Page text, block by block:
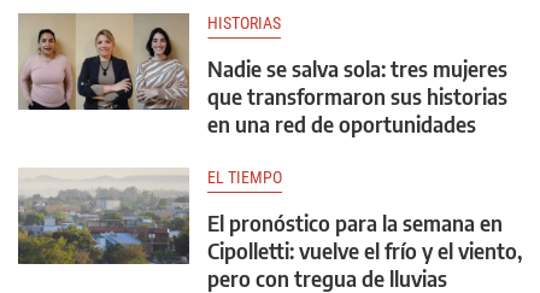
HISTORIAS
Nadie se salva sola: tres mujeres
que transformaron sus historias
en una red de oportunidades
EL TIEMPO
El pronóstico para la semana en
Cipolletti: vuelve el frío y el viento,
pero con tregua de lluvias